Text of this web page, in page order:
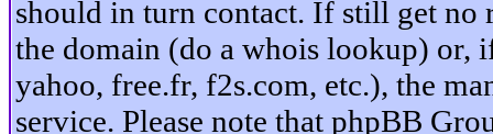
should in turn contact. If still get no
the domain (do a whois lookup) or,
yahoo, free.fr, f2s.com, etc.), the
service. Please note that phpBB